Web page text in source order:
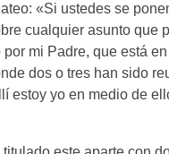
«Si ustedes se
cualquier asunto que
mi Padre, que está
dos o tres han sido
estoy yo en medio de